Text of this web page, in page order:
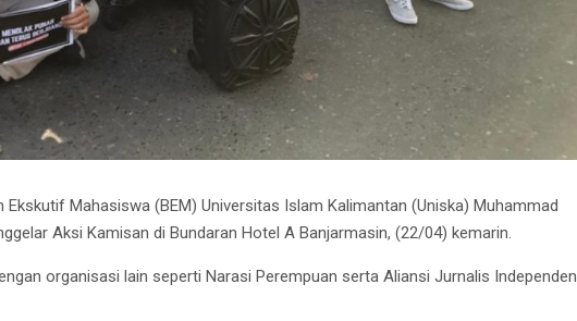
Ekskutif Mahasiswa (BEM) Universitas Islam Kalimantan (Uniska) Muhammad
Aksi Kamisan di Bundaran Hotel A Banjarmasin, (22/04) kemarin.
organisasi lain seperti Narasi Perempuan serta Aliansi Jurnalis Independen